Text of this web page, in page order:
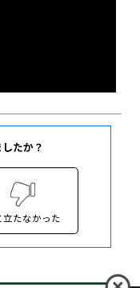
たか？
立たなかった